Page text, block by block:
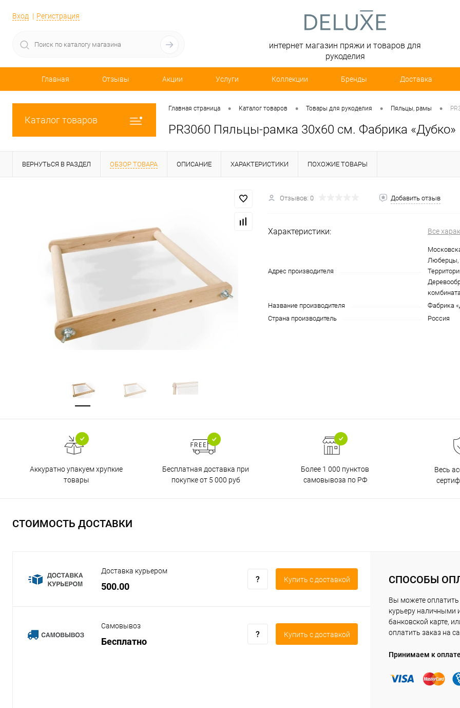
Вход Регистрация
интернет магазин пряжи и товаров для
рукоделия
Главная Отзывы Акции Услуги Коллекции Бренды Доставка
Каталог товаров
Главная страница • Каталог товаров • Товары для рукоделия • Пяльцы, рамы •
PR3060 Пяльцы-рамка 30х60 см. Фабрика «Дубко»
ВЕРНУТЬСЯ В РАЗДЕЛ ОБЗОР ТОВАРА ОПИСАНИЕ ХАРАКТЕРИСТИКИ ПОХОЖИЕ ТОВАРЫ
Отзывов: 0 Добавить отзыв
Характеристики: Все
Адрес производителя
Люберцы,
Название производителя
Фабрика
Страна производитель
Россия
Аккуратно упакуем хрупкие
товары
Бесплатная доставка при
покупке от 5 000 руб
Более 1 000 пунктов
самовывоза по РФ
Весь
СТОИМОСТЬ ДОСТАВКИ
Доставка курьером
500.00
Купить c доставкой
Самовывоз
Бесплатно
Купить c доставкой
СПОСОБЫ
Вы можете оплатить
курьеру наличными
банковской карте,
оплатить заказ на
Принимаем к оплате